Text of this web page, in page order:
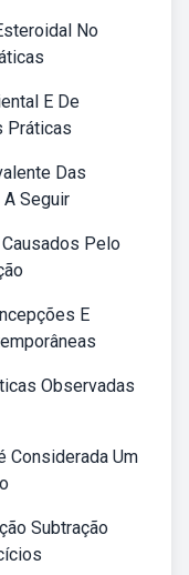
No
E De
Práticas
Das
Seguir
Pelo
E
Observadas
Considerada Um
Subtração